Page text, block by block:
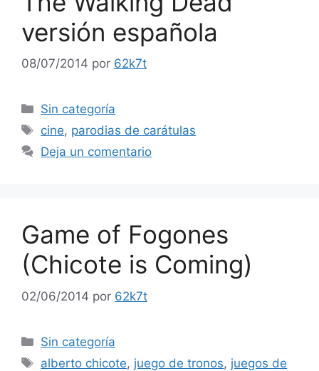
versión española
08/07/2014 por 62k7t
Categorías
Sin categoría
Etiquetas
cine, parodias de carátulas
Deja un comentario
Game of Fogones
(Chicote is Coming)
02/06/2014 por 62k7t
Categorías
Sin categoría
Etiquetas
alberto chicote, juego de tronos, juegos de